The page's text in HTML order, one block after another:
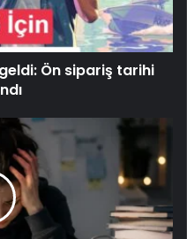
Ön sipariş tarihi